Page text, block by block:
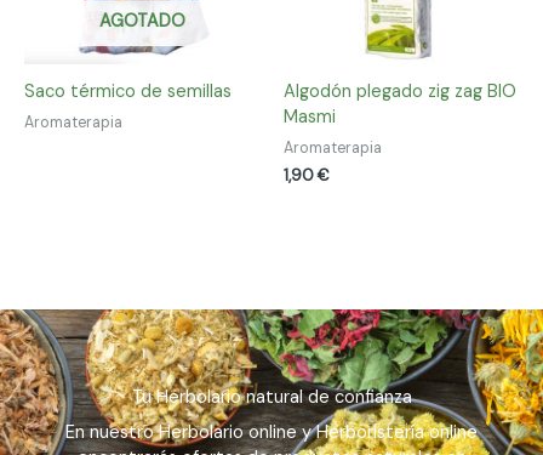
AGOTADO
Saco térmico de semillas
Aromaterapia
Algodón plegado zig zag BIO
Masmi
Aromaterapia
1,90€
Tu Herbolario natural de confianza
En nuestro Herbolario online y Herboristería online